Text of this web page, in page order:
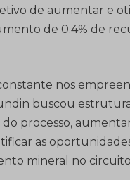
de aumentar e
de 0.4% de
nos
buscou
processo,
as
mineral no